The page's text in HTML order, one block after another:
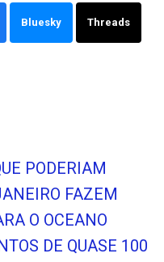
Bluesky Threads
PODERIAM
FAZEM
O OCEANO
DE QUASE 100